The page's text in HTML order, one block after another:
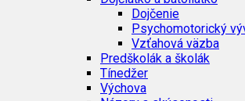
Dojčenie
Psychomotorický
Vzťahová väzba
Predškolák a školák
Tínedžer
Výchova